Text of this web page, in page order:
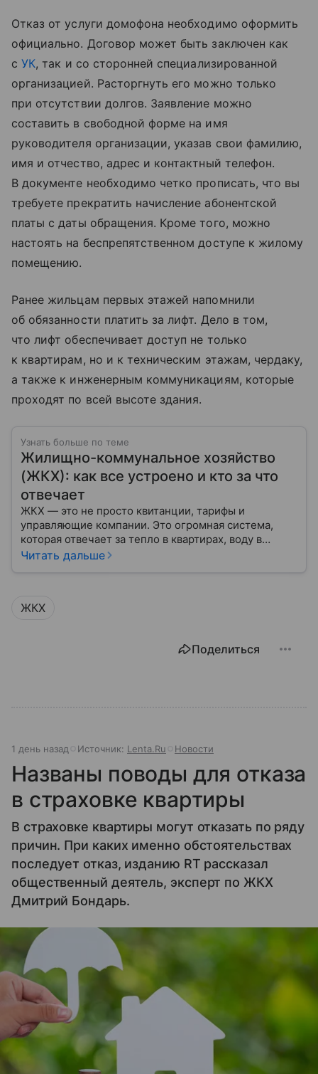
Отказ от услуги домофона необходимо оформить
официально. Договор может быть заключен как
сУК, так и со сторонней специализированной
организацией. Расторгнуть его можно только
при отсутствии долгов. Заявление можно
составить в свободной форме на имя
руководителя организации, указав свои фамилию,
имя и отчество, адрес и контактный телефон.
В документе необходимо четко прописать, что вы
требуете прекратить начисление абонентской
платы с даты обращения. Кроме того, можно
настоять на беспрепятственном доступе к жилому
помещению.
Ранее жильцам первых этажей напомнили
об обязанности платить за лифт. Дело в том,
что лифт обеспечивает доступ не только
к квартирам, но и к техническим этажам, чердаку,
а также к инженерным коммуникациям, которые
проходят по всей высоте здания.
Узнать больше по теме
Жилищно-коммунальное хозяйство
(ЖКХ): как все устроено и кто за что
отвечает
ЖКХ — это не просто квитанции, тарифы и
управляющие компании. Это огромная система,
которая отвечает за тепло в квартирах, воду в
кране, освещение улиц и чистоту во дворах.
Читать дальше
ЖКХ
Поделиться
1 день назад Источник: Lenta.Ru Новости
Названы поводы для отказа
в страховке квартиры
В страховке квартиры могут отказать по ряду
причин. При каких именно обстоятельствах
последует отказ, изданию RT рассказал
общественный деятель, эксперт по ЖКХ
Дмитрий Бондарь.